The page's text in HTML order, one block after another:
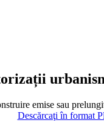
emise sau
Descărcaţi în format